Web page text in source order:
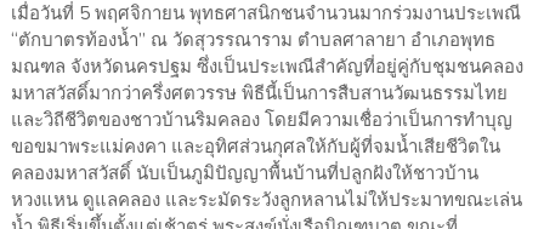
เมื่อวันที่ 5 พฤศจิกายน พุทธศาสนิกชนจำนวนมากร่วมงานประเพณี
“ตักบาตรท้องน้ำ” ณ วัดสุวรรณาราม ตำบลศาลายา อำเภอพุทธ
มณฑล จังหวัดนครปฐม ซึ่งเป็นประเพณีสำคัญที่อยู่คู่กับชุมชนคลอง
มหาสวัสดิ์มากว่าครึ่งศตวรรษ พิธีนี้เป็นการสืบสานวัฒนธรรมไทย
และวิถีชีวิตของชาวบ้านริมคลอง โดยมีความเชื่อว่าเป็นการทำบุญ
ขอขมาพระแม่คงคา และอุทิศส่วนกุศลให้กับผู้ที่จมน้ำเสียชีวิตใน
คลองมหาสวัสดิ์ นับเป็นภูมิปัญญาพื้นบ้านที่ปลูกฝังให้ชาวบ้าน
หวงแหน ดูแลคลอง และระมัดระวังลูกหลานไม่ให้ประมาทขณะเล่น